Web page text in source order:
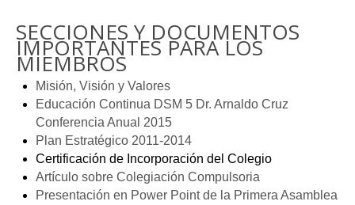
SECCIONES Y DOCUMENTOS
IMPORTANTES PARA LOS
MIEMBROS
Misión, Visión y Valores
Educación Continua DSM 5 Dr. Arnaldo Cruz
Conferencia Anual 2015
Plan Estratégico 2011-2014
Certificación de Incorporación del Colegio
Artículo sobre Colegiación Compulsoria
Presentación en Power Point de la Primera Asamblea